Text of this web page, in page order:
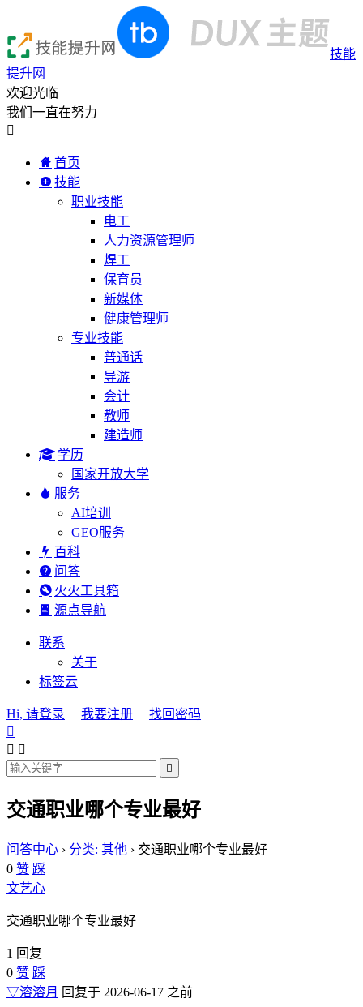
技能
提升网
欢迎光临
我们一直在努力

首页
技能
职业技能
电工
人力资源管理师
焊工
保育员
新媒体
健康管理师
专业技能
普通话
导游
会计
教师
建造师
学历
国家开放大学
服务
AI培训
GEO服务
百科
问答
火火工具箱
源点导航
联系
关于
标签云
Hi, 请登录 我要注册
找回密码

 

交通职业哪个专业最好
问答中心 › 分类: 其他 › 交通职业哪个专业最好
0 赞 踩
文艺心
交通职业哪个专业最好
1 回复
0 赞 踩
▽溶溶月 回复于 2026-06-17 之前